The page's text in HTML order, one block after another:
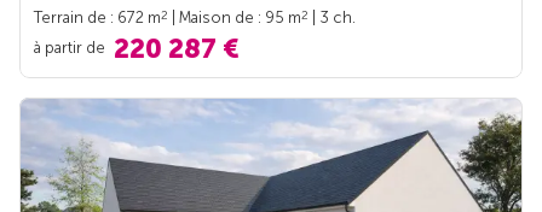
Terrain de : 672 m2 | Maison de : 95 m2
| 3 ch.
à partir de 220 287 €